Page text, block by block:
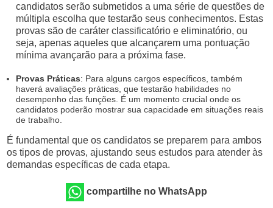
candidatos serão submetidos a uma série de questões de
múltipla escolha que testarão seus conhecimentos. Estas
provas são de caráter classificatório e eliminatório, ou
seja, apenas aqueles que alcançarem uma pontuação
mínima avançarão para a próxima fase.
Provas Práticas: Para alguns cargos específicos, também
haverá avaliações práticas, que testarão habilidades no
desempenho das funções. É um momento crucial onde os
candidatos poderão mostrar sua capacidade em situações reais
de trabalho.
É fundamental que os candidatos se preparem para ambos
os tipos de provas, ajustando seus estudos para atender às
demandas específicas de cada etapa.
compartilhe no WhatsApp